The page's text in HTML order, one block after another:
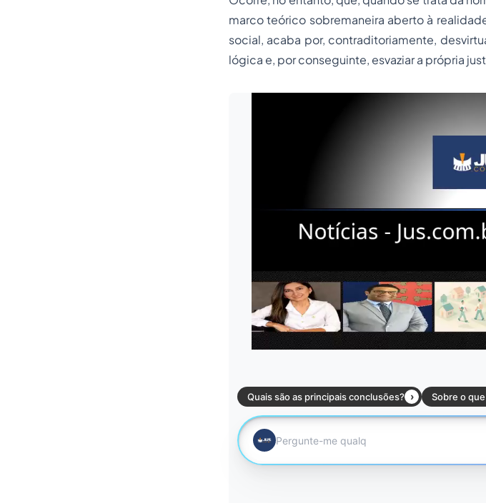
marco teórico sobremaneira aberto à
social, acaba por, contraditoriamente,
lógica e, por conseguinte, esvaziar a própria